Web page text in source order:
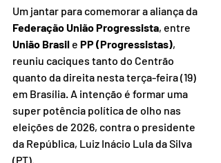
Um jantar para comemorar a aliança da
Federação União Progressista, entre
União Brasil e PP (Progressistas),
reuniu caciques tanto do Centrão
quanto da direita nesta terça-feira (19)
em Brasília. A intenção é formar uma
super potência política de olho nas
eleições de 2026, contra o presidente
da República, Luiz Inácio Lula da Silva
(PT).